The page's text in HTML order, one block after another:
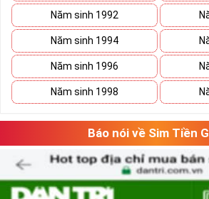
Năm sinh 1992
Năm sinh 1994
Năm sinh 1996
Năm sinh 1998
Báo nói về Sim Tiền